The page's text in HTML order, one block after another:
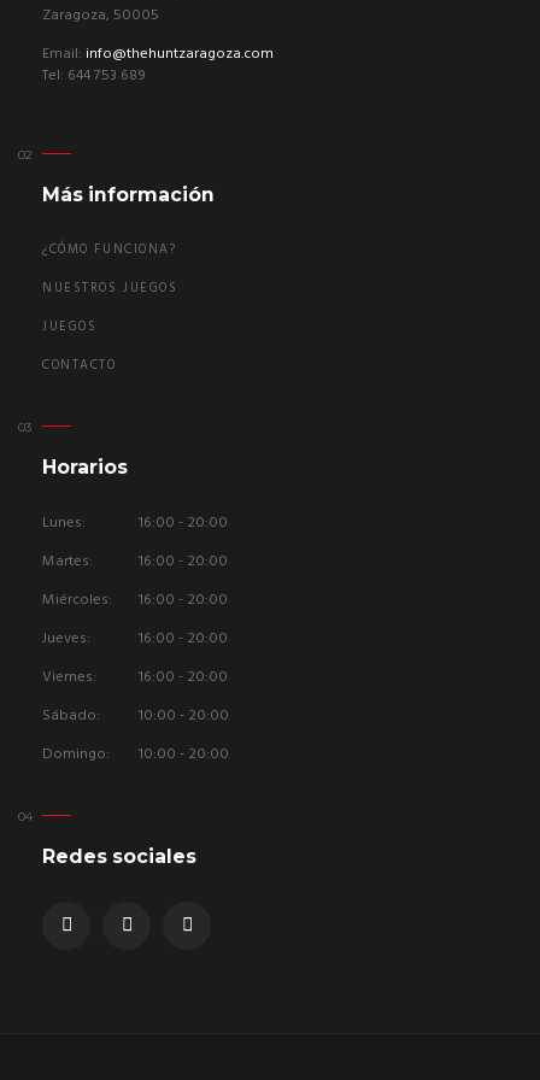
Zaragoza, 50005
Email: info@thehuntzaragoza.com
Tel: 644 753 689
Más información
¿CÓMO FUNCIONA?
NUESTROS JUEGOS
JUEGOS
CONTACTO
Horarios
Lunes:
16:00 - 20:00
Martes:
16:00 - 20:00
Miércoles:
16:00 - 20:00
Jueves:
16:00 - 20:00
Viernes:
16:00 - 20:00
Sábado:
10:00 - 20:00
Domingo:
10:00 - 20:00
Redes sociales